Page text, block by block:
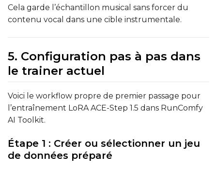
Cela garde l’échantillon musical sans forcer du
contenu vocal dans une cible instrumentale.
5. Configuration pas à pas dans
le trainer actuel
Voici le workflow propre de premier passage pour
l’entraînement LoRA ACE-Step 1.5 dans RunComfy
AI Toolkit.
Étape 1 : Créer ou sélectionner un jeu
de données préparé